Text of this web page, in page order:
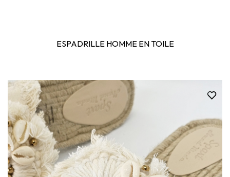
ESPADRILLE HOMME EN TOILE